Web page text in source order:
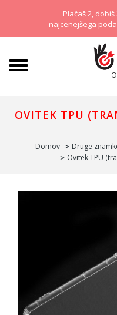
Plačaš 2,
najcenejšega
OVITEK TPU
Domov Druge
Ovitek TPU